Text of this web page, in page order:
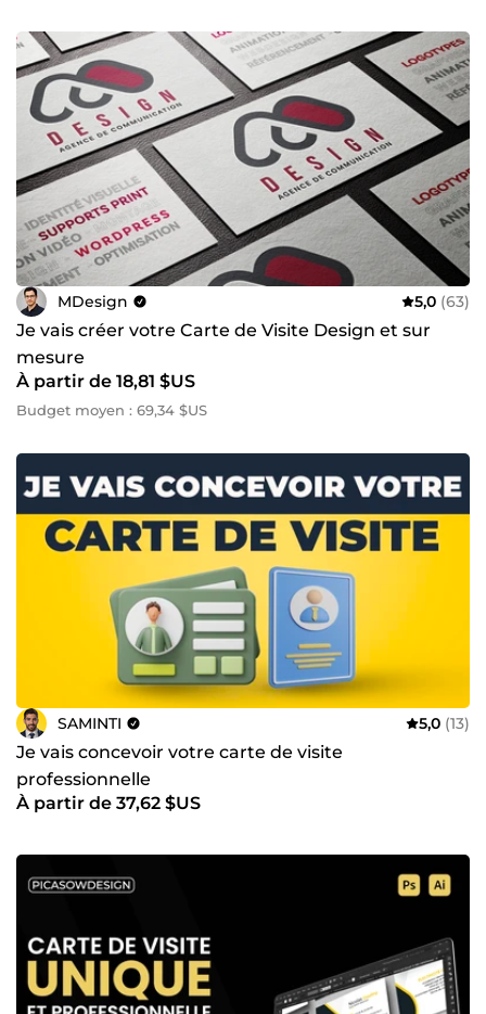
MDesign 5,0 (63)
Je vais créer votre Carte de Visite Design et sur
mesure
À partir de 18,81 $US
Budget moyen : 69,34 $US
SAMINTI 5,0 (13)
Je vais concevoir votre carte de visite
professionnelle
À partir de 37,62 $US